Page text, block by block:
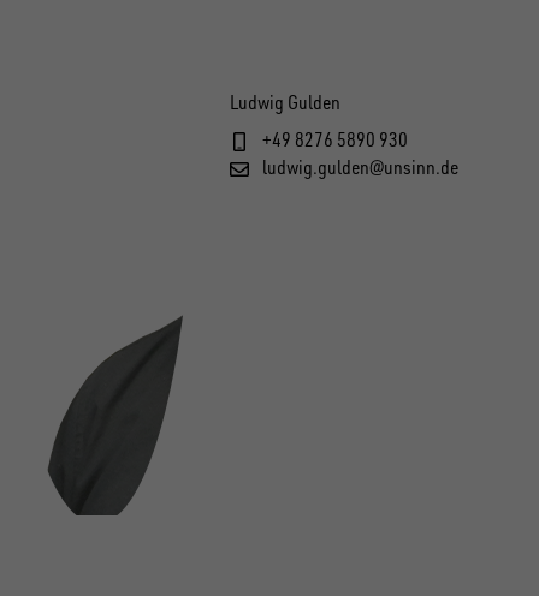
Ludwig Gulden
+49 8276 5890 930
ludwig.gulden@unsinn.de